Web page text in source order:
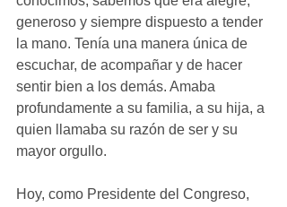
generoso y siempre dispuesto a tender
la mano. Tenía una manera única de
escuchar, de acompañar y de hacer
sentir bien a los demás. Amaba
profundamente a su familia, a su hija, a
quien llamaba su razón de ser y su
mayor orgullo.
Hoy, como Presidente del Congreso,